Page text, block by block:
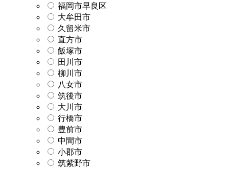
福岡市早良区
大牟田市
久留米市
直方市
飯塚市
田川市
柳川市
八女市
筑後市
大川市
行橋市
豊前市
中間市
小郡市
筑紫野市